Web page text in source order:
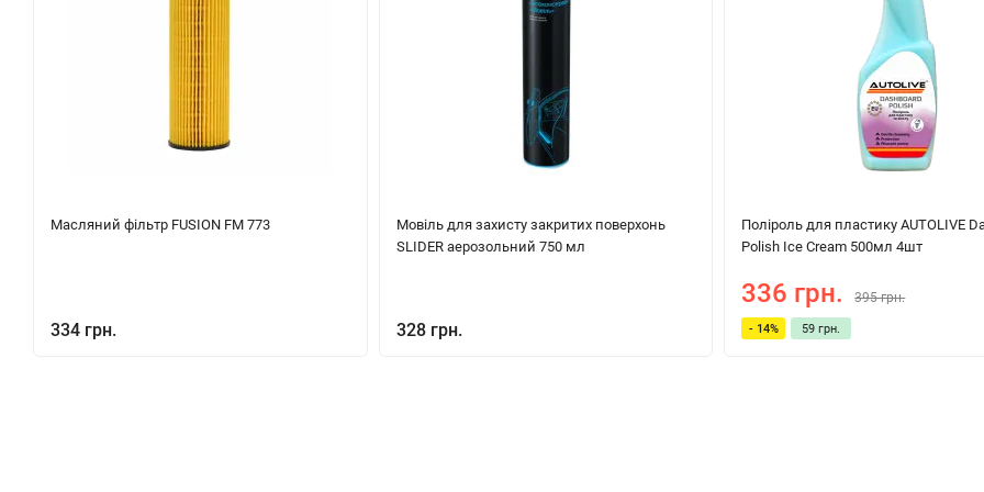
Масляний фільтр FUSION FM 773
334 грн.
Мовіль для захисту закритих поверхонь
SLIDER аерозольний 750 мл
328 грн.
Поліроль для пластику AUTOLIVE
Polish Ice Cream 500мл 4шт
336 грн. 395 грн.
- 14% 59 грн.